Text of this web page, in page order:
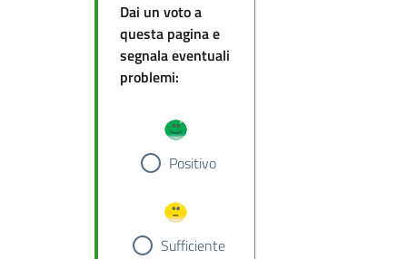
Dai un voto a
questa pagina e
segnala eventuali
problemi:
Positivo
Sufficiente